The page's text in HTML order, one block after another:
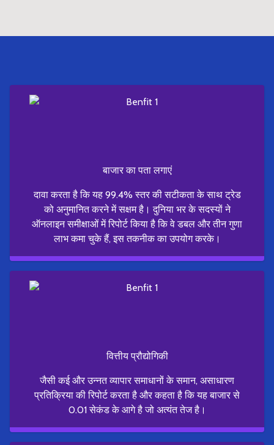
बाजार का पता लगाएं
दावा करता है कि यह 99.4% स्तर की सटीकता के साथ ट्रेड
को अनुमानित करने में सक्षम है। दुनिया भर के सदस्यों ने
ऑनलाइन समीक्षाओं में रिपोर्ट किया है कि वे डबल और तीन गुणा
लाभ कमा चुके हैं, इस तकनीक का उपयोग करके।
वित्तीय प्रौद्योगिकी
जैसी कई और उन्नत व्यापार समाधानों के समान, असाधारण
प्रतिक्रिया की रिपोर्ट करता है और कहता है कि यह बाजार से
0.01 सेकंड के आगे है जो अत्यंत तेज है।